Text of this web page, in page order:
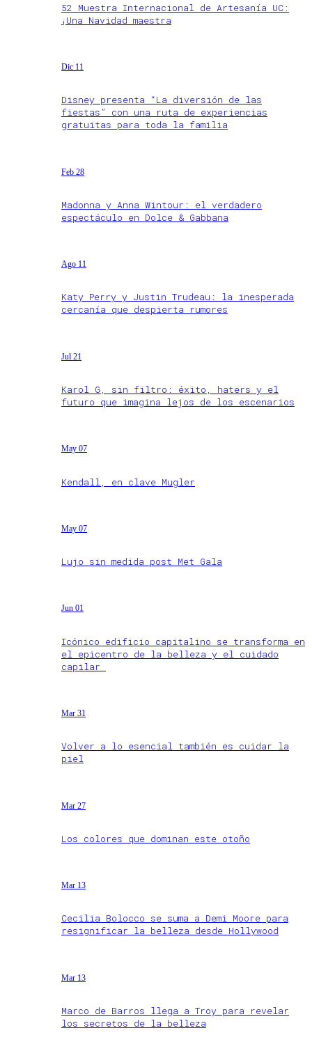
52 Muestra Internacional de Artesanía UC:
¡Una Navidad maestra
Dic 11
Disney presenta “La diversión de las
fiestas” con una ruta de experiencias
gratuitas para toda la familia
Feb 28
Madonna y Anna Wintour: el verdadero
espectáculo en Dolce & Gabbana
Ago 11
Katy Perry y Justin Trudeau: la inesperada
cercanía que despierta rumores
Jul 21
Karol G, sin filtro: éxito, haters y el
futuro que imagina lejos de los escenarios
May 07
Kendall, en clave Mugler
May 07
Lujo sin medida post Met Gala
Jun 01
Icónico edificio capitalino se transforma en
el epicentro de la belleza y el cuidado
capilar
Mar 31
Volver a lo esencial también es cuidar la
piel
Mar 27
Los colores que dominan este otoño
Mar 13
Cecilia Bolocco se suma a Demi Moore para
resignificar la belleza desde Hollywood
Mar 13
Marco de Barros llega a Troy para revelar
los secretos de la belleza